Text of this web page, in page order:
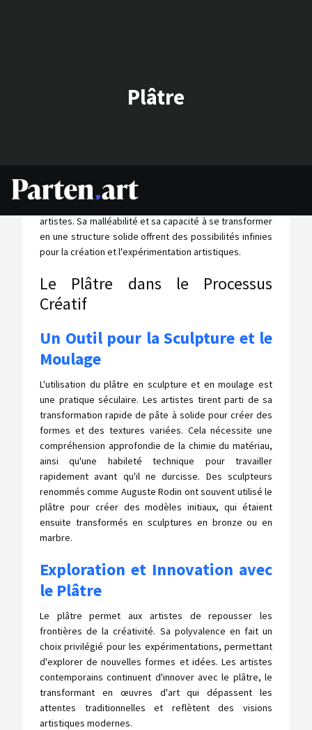
Plâtre
Le plâtre, un matériau simple mais essentiel dans le
artistes. Sa malléabilité et sa capacité à se transformer
en une structure solide offrent des possibilités infinies
pour la création et l'expérimentation artistiques.
Le Plâtre dans le Processus
Créatif
Un Outil pour la Sculpture et le
Moulage
L'utilisation du plâtre en sculpture et en moulage est
une pratique séculaire. Les artistes tirent parti de sa
transformation rapide de pâte à solide pour créer des
formes et des textures variées. Cela nécessite une
compréhension approfondie de la chimie du matériau,
ainsi qu'une habileté technique pour travailler
rapidement avant qu'il ne durcisse. Des sculpteurs
renommés comme Auguste Rodin ont souvent utilisé le
plâtre pour créer des modèles initiaux, qui étaient
ensuite transformés en sculptures en bronze ou en
marbre.
Exploration et Innovation avec
le Plâtre
Le plâtre permet aux artistes de repousser les
frontières de la créativité. Sa polyvalence en fait un
choix privilégié pour les expérimentations, permettant
d'explorer de nouvelles formes et idées. Les artistes
contemporains continuent d'innover avec le plâtre, le
transformant en œuvres d'art qui dépassent les
attentes traditionnelles et reflètent des visions
artistiques modernes.